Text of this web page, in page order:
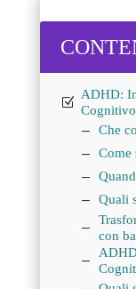
ADHD:
Che
Come
Quali
con